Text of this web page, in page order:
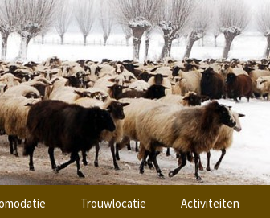
Ottoland
Trouwlocatie Activiteiten